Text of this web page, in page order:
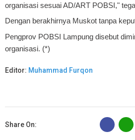
organisasi sesuai AD/ART POBSI,"
Dengan berakhirnya Muskot tanpa
Pengprov POBSI Lampung disebut
organisasi. (*)
Editor: Muhammad Furqon
Share On:
B